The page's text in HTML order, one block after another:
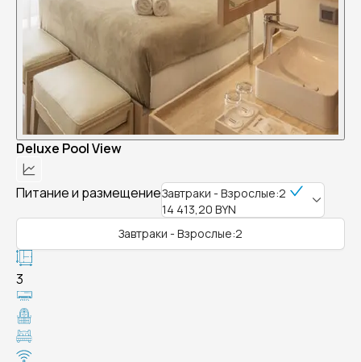
Deluxe Pool View
Питание и размещениеЗавтраки - Взрослые:2
14 413,20 BYN
Завтраки - Взрослые:2
3